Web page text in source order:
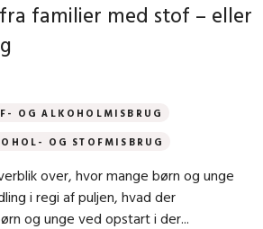
familier med stof – eller
OG ALKOHOLMISBRUG
OG STOFMISBRUG
over, hvor mange børn og unge
i regi af puljen, hvad der
og unge ved opstart i der...